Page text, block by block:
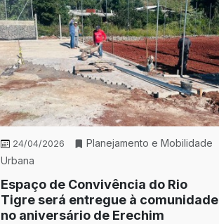
24/04/2026
Planejamento e Mobilidade
Urbana
Espaço de Convivência do Rio
Tigre será entregue à comunidade
no aniversário de Erechim